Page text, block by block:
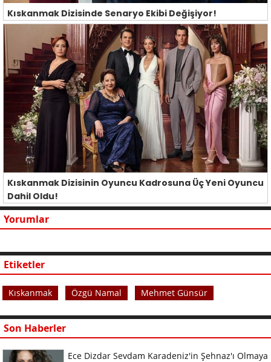
Kıskanmak Dizisinde Senaryo Ekibi Değişiyor!
Kıskanmak Dizisinin Oyuncu Kadrosuna Üç Yeni Oyuncu
Dahil Oldu!
Yorumlar
Etiketler
Kıskanmak Özgü Namal Mehmet Günsür
Son Haberler
Ece Dizdar Sevdam Karadeniz'in Şehnaz'ı Olmaya